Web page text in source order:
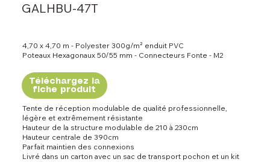
GALHBU-47T
4,70 x 4,70 m - Polyester 300g/m² enduit PVC
Poteaux Hexagonaux 50/55 mm - Connecteurs Fonte - M2
Téléchargez la
fiche produit
Tente de réception modulable de qualité professionnelle,
légère et extrêmement résistante
Hauteur de la structure modulable de 210 à 230cm
Hauteur centrale de 390cm
Parfait maintien des connexions
Livré dans un carton avec un sac de transport pochon et un kit